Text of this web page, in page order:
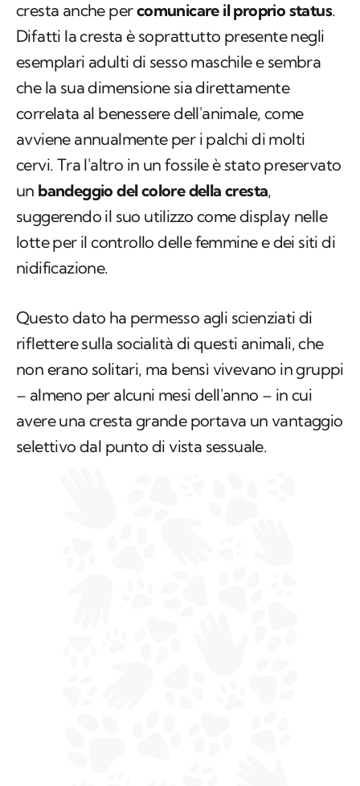
femmine e che probabilmente usavano la loro
cresta anche per comunicare il proprio status
Difatti la cresta è soprattutto presente negli
esemplari adulti di sesso maschile e sembra
che la sua dimensione sia direttamente
correlata al benessere dell'animale, come
avviene annualmente per i palchi di molti
cervi. Tra l'altro in un fossile è stato preservato
unbandeggio del colore della cresta,
suggerendo il suo utilizzo come display nelle
lotte per il controllo delle femmine e dei siti di
Questo dato ha permesso agli scienziati di
riflettere sulla socialità di questi animali, che
non erano solitari, ma bensì vivevano in gruppi
– almeno per alcuni mesi dell'anno – in cui
avere una cresta grande portava un vantaggio